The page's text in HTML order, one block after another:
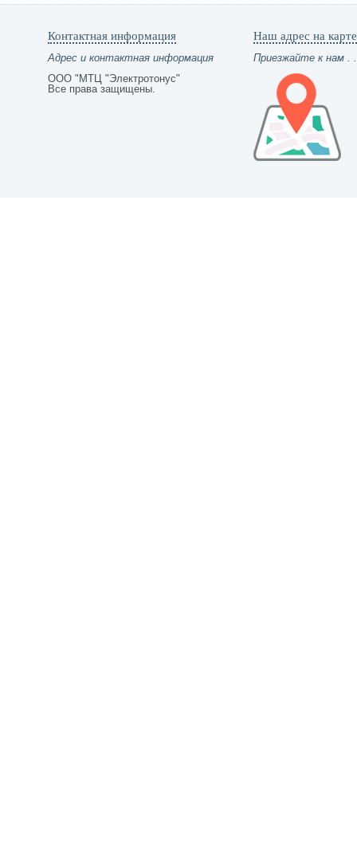
Контактная информация
Адрес и контактная информация
ООО "МТЦ "Электротонус"
Все права защищены.
Наш адрес на карте
Приезжайте к нам .